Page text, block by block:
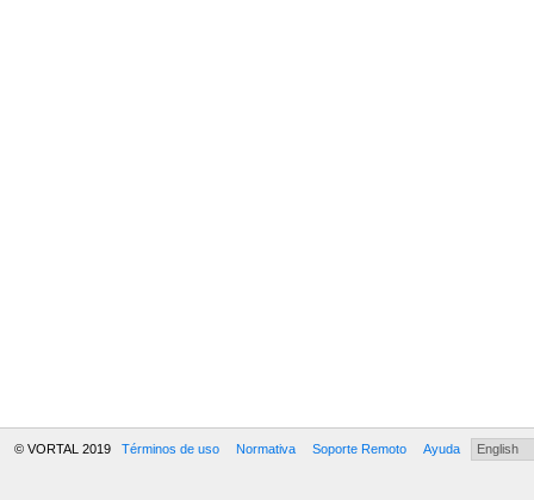
© VORTAL 2019 Términos de uso Normativa Soporte Remoto Ayuda